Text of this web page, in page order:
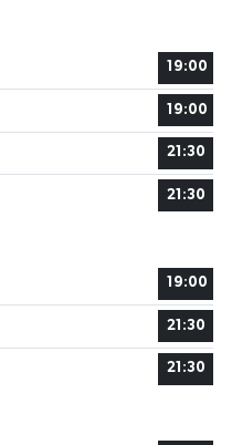
19:00
19:00
21:30
21:30
19:00
21:30
21:30